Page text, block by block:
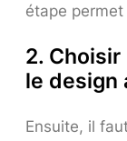
étape
2.
le design
Ensuite, il